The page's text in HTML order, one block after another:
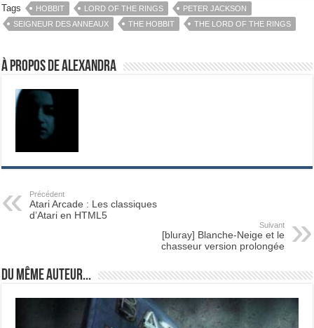
Tags HOBBIT LORD OF THE RINGS
PETER JACKSON
SEIGNEUR DES ANNEAUX
THE HOBBIT THE LORD OF THE RINGS
À propos de Alexandra
Précédent
Atari Arcade : Les classiques
d’Atari en HTML5
Suivant
[bluray] Blanche-Neige et le
chasseur version prolongée
Du même auteur...